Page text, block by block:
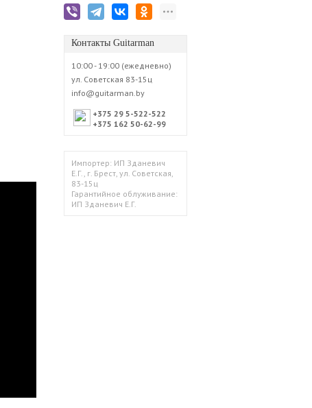
Контакты Guitarman
10:00 - 19:00 (ежедневно)
ул. Советская 83-15ц
info@guitarman.by
+375 29 5-522-522
+375 162 50-62-99
Импортер: ИП Зданевич
Е.Г., г. Брест, ул. Советская,
83-15ц
Гарантийное облуживание:
ИП Зданевич Е.Г.